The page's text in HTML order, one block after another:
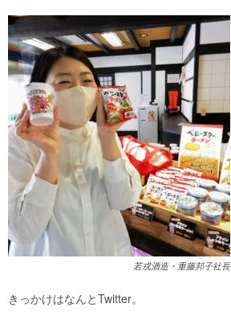
若戎酒造・重藤邦子社長
きっかけはなんとTwitter。